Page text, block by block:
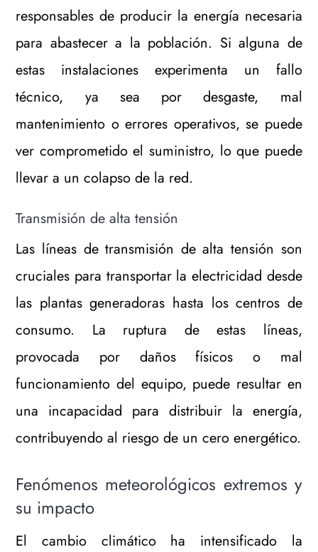
responsables de producir la energía necesaria
para abastecer a la población. Si alguna de
estas instalaciones experimenta un fallo
técnico, ya sea por desgaste, mal
mantenimiento o errores operativos, se puede
ver comprometido el suministro, lo que puede
llevar a un colapso de la red.
Transmisión de alta tensión
Las líneas de transmisión de alta tensión son
cruciales para transportar la electricidad desde
las plantas generadoras hasta los centros de
consumo. La ruptura de estas líneas,
provocada por daños físicos o mal
funcionamiento del equipo, puede resultar en
una incapacidad para distribuir la energía,
contribuyendo al riesgo de un cero energético.
Fenómenos meteorológicos extremos y
su impacto
El cambio climático ha intensificado la